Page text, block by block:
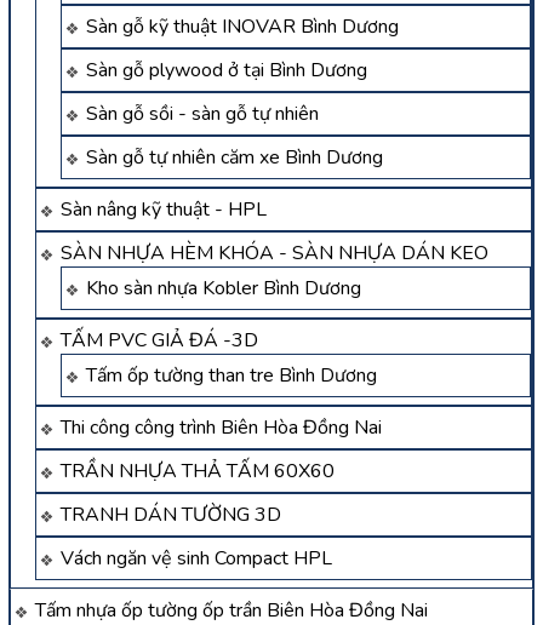
Sàn gỗ kỹ thuật INOVAR Bình Dương
Sàn gỗ plywood ở tại Bình Dương
Sàn gỗ sồi - sàn gỗ tự nhiên
Sàn gỗ tự nhiên căm xe Bình Dương
Sàn nâng kỹ thuật - HPL
SÀN NHỰA HÈM KHÓA - SÀN NHỰA DÁN KEO
Kho sàn nhựa Kobler Bình Dương
TẤM PVC GIẢ ĐÁ -3D
Tấm ốp tường than tre Bình Dương
Thi công công trình Biên Hòa Đồng Nai
TRẦN NHỰA THẢ TẤM 60X60
TRANH DÁN TƯỜNG 3D
Vách ngăn vệ sinh Compact HPL
Tấm nhựa ốp tường ốp trần Biên Hòa Đồng Nai